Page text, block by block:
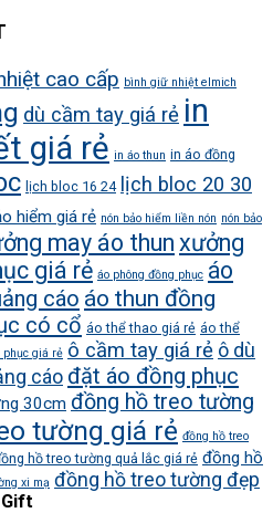
cao cấp bình giữ nhiệt elmich
dù cầm tay giá rẻ in
giá rẻ in áo thun in áo đồng
lịch bloc 16 24 lịch bloc 20 30
hiểm giá rẻ nón bảo hiểm liền nón nón bảo
may áo thun xưởng
giá rẻ áo phông đồng phục áo
cáo áo thun đồng
có cổ áo thể thao giá rẻ áo thể
phục giá rẻ ô cầm tay giá rẻ ô dù
cáo đặt áo đồng phục
30cm đồng hồ treo tường
tường giá rẻ đồng hồ treo
hồ treo tường quả lắc giá rẻ đồng hồ
xi mạ đồng hồ treo tường đẹp